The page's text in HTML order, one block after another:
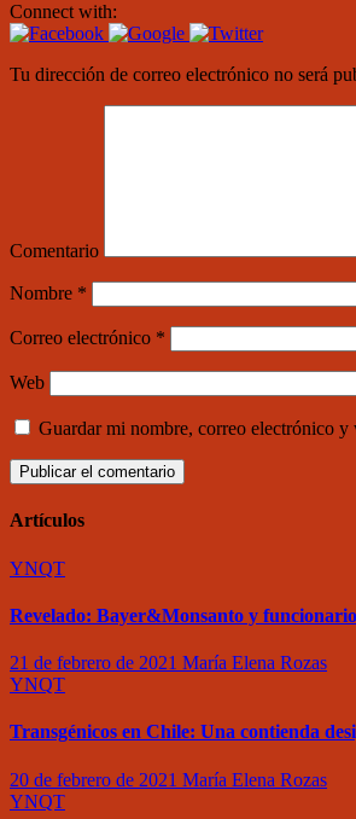
Connect with:
Tu dirección de correo electrónico no será
Comentario
Nombre *
Correo electrónico *
Web
Guardar mi nombre, correo electrónico y
Artículos
YNQT
Revelado: Bayer&Monsanto y
21 de febrero de 2021 María Elena Rozas
YNQT
Transgénicos en Chile: Una contienda
20 de febrero de 2021 María Elena Rozas
YNQT